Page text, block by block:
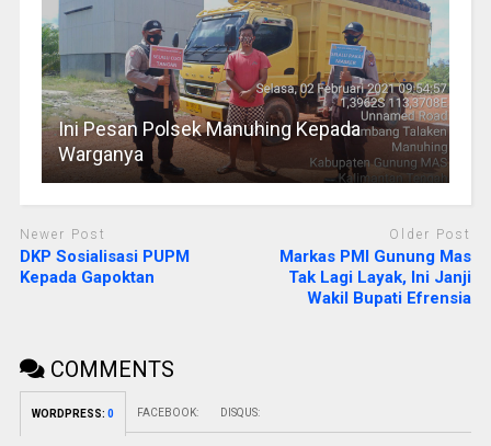
Ini Pesan Polsek Manuhing Kepada
Warganya
Newer Post
DKP Sosialisasi PUPM
Kepada Gapoktan
Older Post
Markas PMI Gunung Mas
Tak Lagi Layak, Ini Janji
Wakil Bupati Efrensia
COMMENTS
WORDPRESS: 0 FACEBOOK: DISQUS: